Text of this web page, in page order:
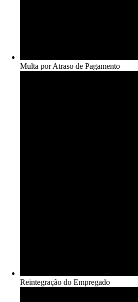
Multa por Atraso de Pagamento​
Reintegração do Empregado​